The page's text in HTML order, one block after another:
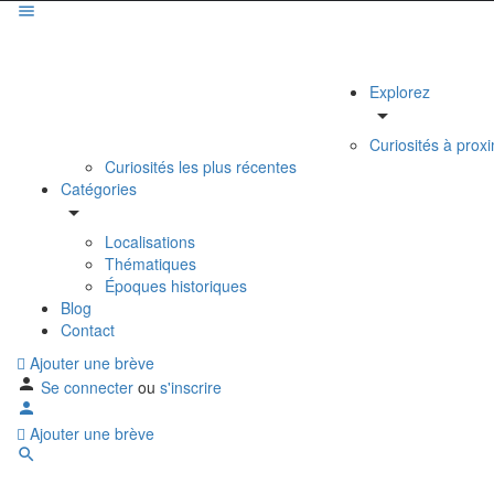
Explorez
Curiosités à
Curiosités les plus récentes
Catégories
Localisations
Thématiques
Époques historiques
Blog
Contact
Ajouter une brève
Se connecter ou s'inscrire
Ajouter une brève